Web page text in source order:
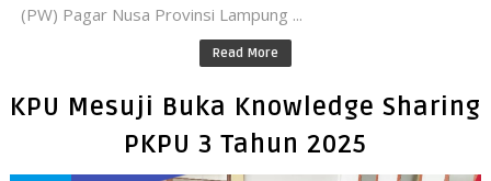
(PW) Pagar Nusa Provinsi Lampung ...
Read More
KPU Mesuji Buka Knowledge Sharing
PKPU 3 Tahun 2025